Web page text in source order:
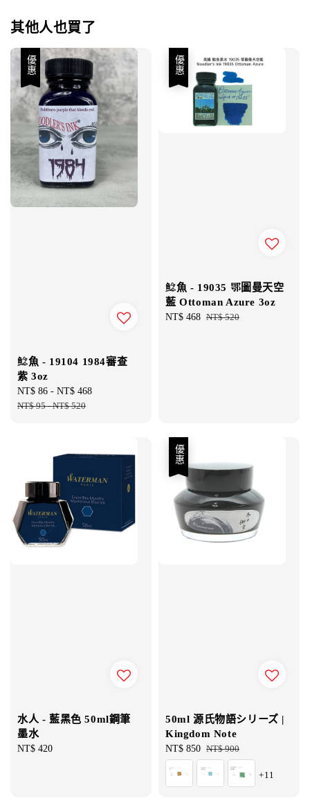
其他人也買了
優惠
鯰魚 - 19104 1984審查
紫 3oz
Sale
price
NT$ 86 - NT$ 468
NT$ 95-NT$ 520
優惠
鯰魚 - 19035 鄂圖曼天空
藍 Ottoman Azure 3oz
Sale
NT$ 468 Regular
NT$ 520
水人 - 藍黑色 50ml鋼筆
墨水
Regular
NT$ 420
優惠
50ml 源氏物語シリーズ |
Kingdom Note
Sale
price
NT$ 850 Regular
price
NT$ 900
+11